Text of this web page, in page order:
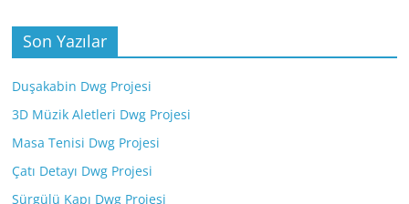
Son Yazılar
Duşakabin Dwg Projesi
3D Müzik Aletleri Dwg Projesi
Masa Tenisi Dwg Projesi
Çatı Detayı Dwg Projesi
Sürgülü Kapı Dwg Projesi